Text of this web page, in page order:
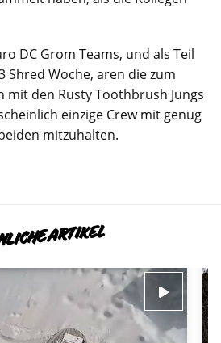
DC Grom Teams, und als Teil
Shred Woche, aren die zum
mit den Rusty Toothbrush Jungs
einzige Crew mit genug
mitzuhalten.
ARTIKEL